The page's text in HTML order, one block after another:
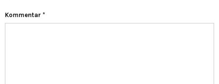
Kommentar *